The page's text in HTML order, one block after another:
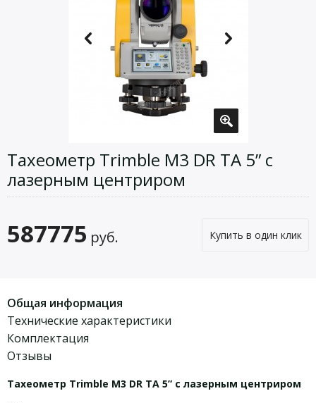
Тахеометр Trimble M3 DR TA 5” с
лазерным центриром
587775 руб. Купить в один клик
Общая информация
Технические характеристики
Комплектация
Отзывы
Тахеометр Trimble M3 DR TA 5” с лазерным центриром